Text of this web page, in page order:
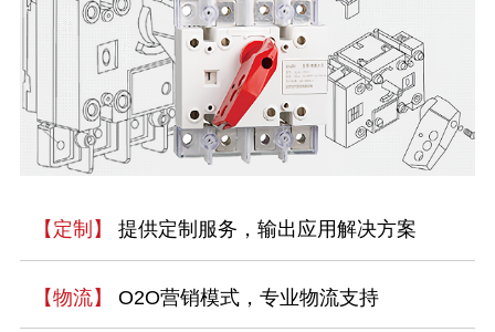
【定制】 提供定制服务，输出应用解决方案
【物流】 O2O营销模式，专业物流支持